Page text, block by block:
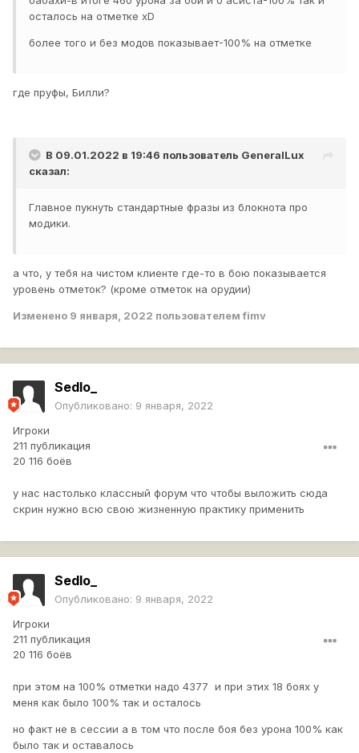
осталось на отметке хD
более того и без модов показывает-100% на отметке
где пруфы, Билли?
В 09.01.2022 в 19:46 пользователь GeneralLux
сказал:
Главное пукнуть стандартные фразы из блокнота про
модики.
а что, у тебя на чистом клиенте где-то в бою показывается
уровень отметок? (кроме отметок на орудии)
Изменено 9 января, 2022 пользователем fimv
Sedlo_
Опубликовано: 9 января, 2022
Игроки
211 публикация
20 116 боёв
у нас настолько классный форум что чтобы выложить сюда
скрин нужно всю свою жизненную практику применить
Sedlo_
Опубликовано: 9 января, 2022
Игроки
211 публикация
20 116 боёв
при этом на 100% отметки надо 4377 и при этих 18 боях у
меня как было 100% так и осталось
но факт не в сессии а в том что после боя без урона 100% как
было так и оставалось